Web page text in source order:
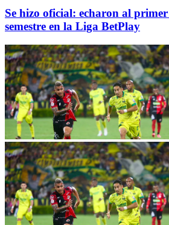
Se hizo oficial: echaron al
semestre en la Liga BetPlay